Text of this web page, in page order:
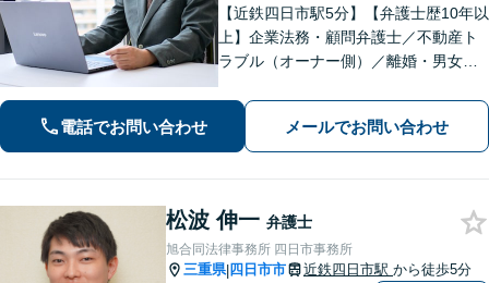
【近鉄四日市駅5分】【弁護士歴10年以
上】企業法務・顧問弁護士／不動産ト
ラブル（オーナー側）／離婚・男女問
様に寄り添い、解決まで真摯に対応し
てまいります【多才な他士業との連携
が強み】【完全個室でご相談】
電話でお問い合わせ メールでお問い合わせ
松波 伸一 弁護士
旭合同法律事務所 四日市事務所
三重県| 四日市市 近鉄四日市駅 から徒歩5分